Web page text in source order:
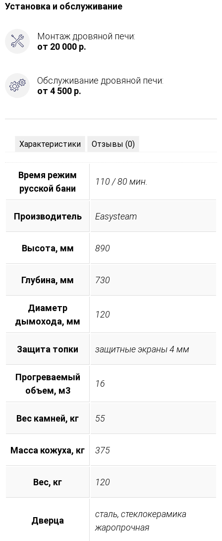
Установка и обслуживание
Монтаж дровяной печи:
от 20 000 р.
Обслуживание дровяной печи:
от 4 500 р.
Характеристики Отзывы (0)
Время режим
русской бани
110 / 80 мин.
Производитель Easysteam
Высота, мм 890
Глубина, мм 730
Диаметр
дымохода, мм
120
Защита топки защитные экраны 4 мм
Прогреваемый
объем, м3
16
Вес камней, кг 55
Масса кожуха, кг 375
Вес, кг 120
Дверца
сталь, стеклокерамика
жаропрочная